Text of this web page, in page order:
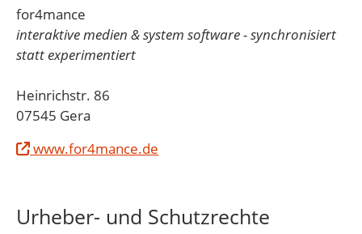
for4mance
interaktive medien & system software - synchronisiert
statt experimentiert
Heinrichstr. 86
07545 Gera
www.for4mance.de
Urheber- und Schutzrechte